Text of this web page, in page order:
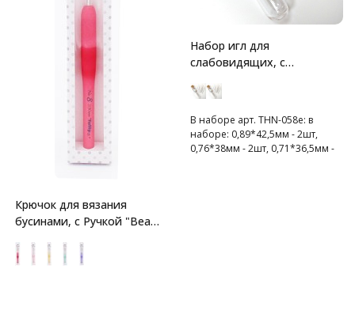
Крючок для вязания
бусинами, с Ручкой "Bead
Набор игл для
слабовидящих, с
В наборе арт. THN-058e: в
наборе: 0,89*42,5мм - 2шт,
0,76*38мм - 2шт, 0,71*36,5мм -